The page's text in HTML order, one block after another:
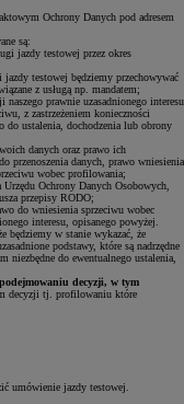
Ochrony Danych pod adresem
są:
jazdy testowej przez okres
jazdy testowej będziemy przechowywać
z usługą np. mandatem;
prawnie uzasadnionego interesu
z zastrzeżeniem konieczności
do ustalenia, dochodzenia lub obrony
danych oraz prawo ich
przenoszenia danych, prawo wniesienia
wobec profilowania;
Ochrony Danych Osobowych,
przepisy RODO;
do wniesienia sprzeciwu wobec
interesu, opisanego powyżej.
będziemy w stanie wykazać, że
podstawy, które są nadrzędne
niezbędne do ewentualnego ustalenia,
decyzji, w tym
decyzji tj. profilowaniu które
umówienie jazdy testowej.